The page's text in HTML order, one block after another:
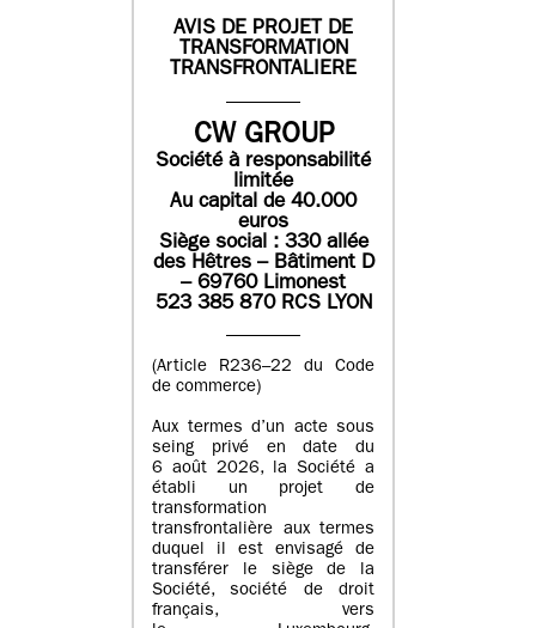
AVIS DE PROJET DE
TRANSFORMATION
TRANSFRONTALIERE
CW GROUP
Société à responsabilité
limitée
Au capital de 40.000
euros
Siège social : 330 allée
des Hêtres – Bâtiment D
– 69760 Limonest
523 385 870 RCS LYON
(Article R236–22 du Code
de commerce)
Aux termes d’un acte sous
seing privé en date du
6 août 2026, la Société a
établi un projet de
transformation
transfrontalière aux termes
duquel il est envisagé de
transférer le siège de la
Société, société de droit
français, vers